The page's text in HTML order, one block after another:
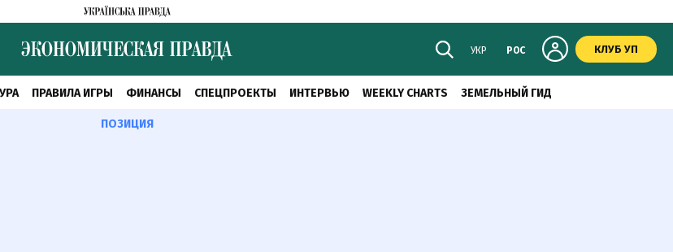
УКР РОС КЛУБ УП
ПРАВИЛА ИГРЫ ФИНАНСЫ СПЕЦПРОЕКТЫ ИНТЕРВЬЮ WEEKLY CHARTS ЗЕМЕЛЬНЫЙ ГИД
ПОЗИЦИЯ